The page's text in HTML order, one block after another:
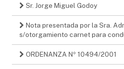
Sr. Jorge Miguel Godoy
Nota presentada por la Sra.
s/otorgamiento carnet para
ORDENANZA Nº 10494/2001